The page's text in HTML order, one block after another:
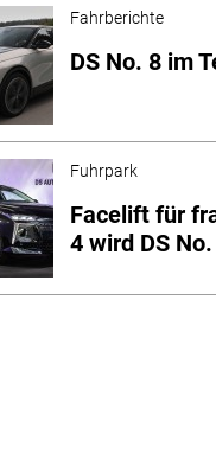
Fahrberichte
DS No. 8 im
Fuhrpark
Facelift für
4 wird DS